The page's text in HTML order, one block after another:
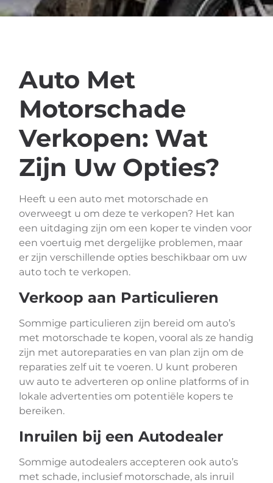
Auto Met
Motorschade
Verkopen: Wat
Zijn Uw Opties?
Heeft u een auto met motorschade en
overweegt u om deze te verkopen? Het kan
een uitdaging zijn om een koper te vinden voor
een voertuig met dergelijke problemen, maar
er zijn verschillende opties beschikbaar om uw
auto toch te verkopen.
Verkoop aan Particulieren
Sommige particulieren zijn bereid om auto’s
met motorschade te kopen, vooral als ze handig
zijn met autoreparaties en van plan zijn om de
reparaties zelf uit te voeren. U kunt proberen
uw auto te adverteren op online platforms of in
lokale advertenties om potentiële kopers te
bereiken.
Inruilen bij een Autodealer
Sommige autodealers accepteren ook auto’s
met schade, inclusief motorschade, als inruil